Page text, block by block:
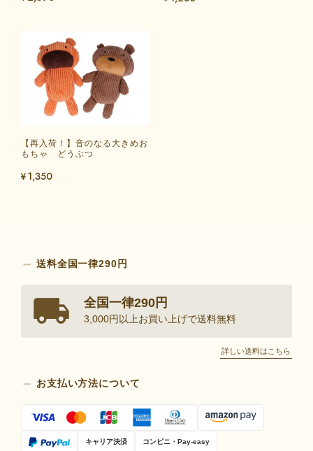
【再入荷！】音のなる大きめお
もちゃ どうぶつ
¥1,350
送料全国一律290円
全国一律290円
3,000円以上お買い上げで送料無料
詳しい送料はこちら
お支払い方法について
キャリア決済 コンビニ・Pay-easy